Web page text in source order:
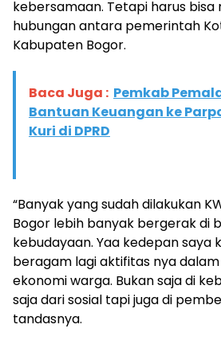
kebersamaan. Tetapi harus
hubungan antara pemerintah
Kabupaten Bogor.
Baca Juga : Pemkab
Bantuan Keuangan ke
Kuri di DPRD
“Banyak yang sudah dilakukan
Bogor lebih banyak bergerak di
kebudayaan. Yaa kedepan saya
beragam lagi aktifitas nya
ekonomi warga. Bukan saja di
saja dari sosial tapi juga di
tandasnya.